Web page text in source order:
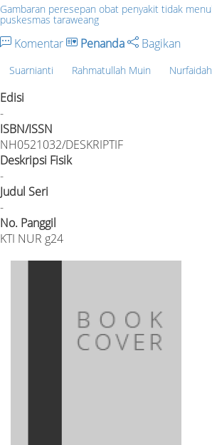
Gambaran peresepan obat penyakit tidak
puskesmas taraweang
Komentar Penanda Bagikan
Suarnianti Rahmatullah Muin
Edisi
-
ISBN/ISSN
NH0521032/DESKRIPTIF
Deskripsi Fisik
-
Judul Seri
-
No. Panggil
KTI NUR g24